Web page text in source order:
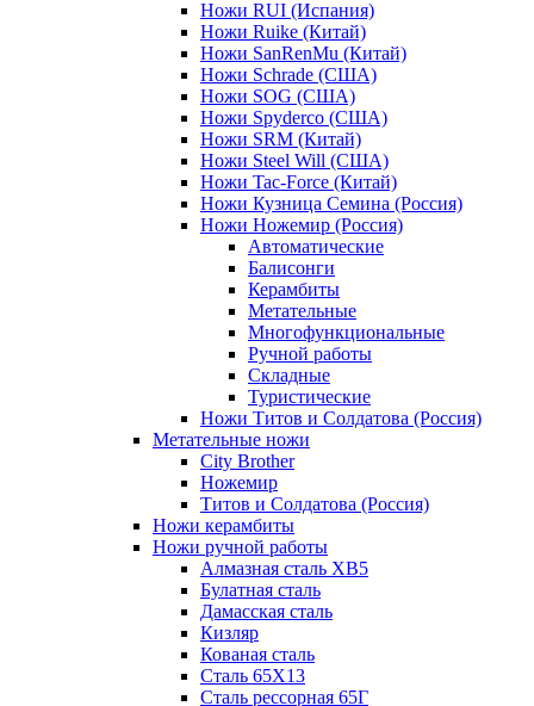
Ножи RUI (Испания)
Ножи Ruike (Китай)
Ножи SanRenMu (Китай)
Ножи Schrade (США)
Ножи SOG (США)
Ножи Spyderco (США)
Ножи SRM (Китай)
Ножи Steel Will (США)
Ножи Tac-Force (Китай)
Ножи Кузница Семина (Россия)
Ножи Ножемир (Россия)
Автоматические
Балисонги
Керамбиты
Метательные
Многофункциональные
Ручной работы
Складные
Туристические
Ножи Титов и Солдатова (Россия)
Метательные ножи
City Brother
Ножемир
Титов и Солдатова (Россия)
Ножи керамбиты
Ножи ручной работы
Алмазная сталь ХВ5
Булатная сталь
Дамасская сталь
Кизляр
Кованая сталь
Сталь 65Х13
Сталь рессорная 65Г